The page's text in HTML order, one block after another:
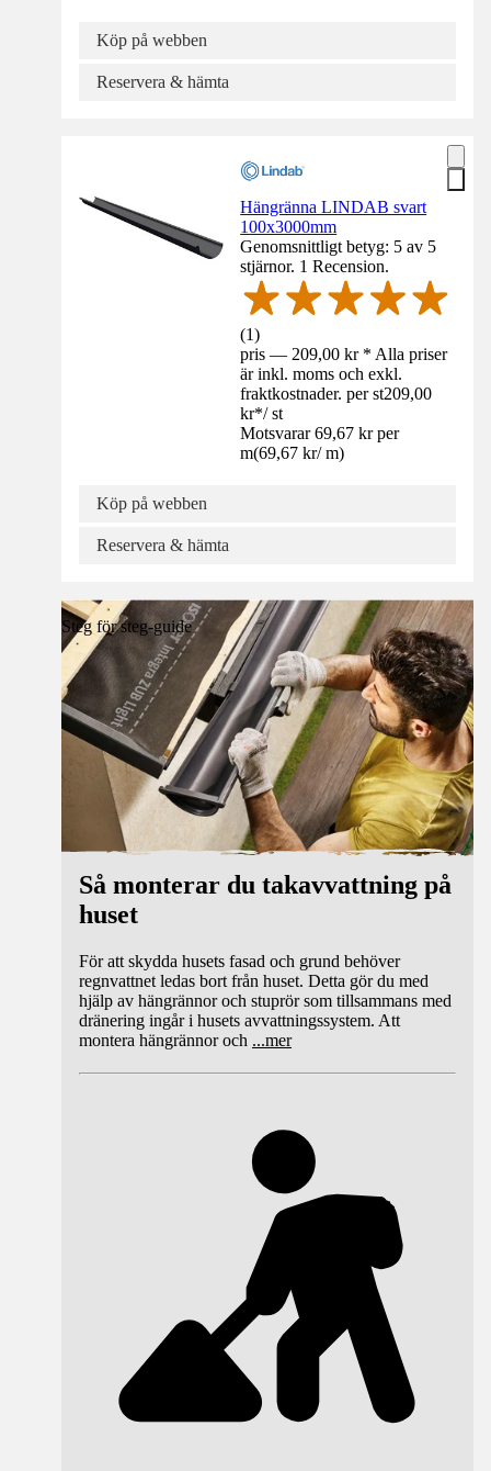
Köp på webben
Reservera & hämta
Hängränna LINDAB svart
100x3000mm
Genomsnittligt betyg: 5 av 5
stjärnor. 1 Recension.
(1)
pris — 209,00 kr * Alla priser
är inkl. moms och exkl.
fraktkostnader. per st209,00
kr*/ st
Motsvarar 69,67 kr per
m(69,67 kr/ m)
Köp på webben
Reservera & hämta
Steg för steg-guide
Så monterar du takavvattning på
huset
För att skydda husets fasad och grund behöver
regnvattnet ledas bort från huset. Detta gör du med
hjälp av hängrännor och stuprör som tillsammans med
dränering ingår i husets avvattningssystem. Att
montera hängrännor och ...mer